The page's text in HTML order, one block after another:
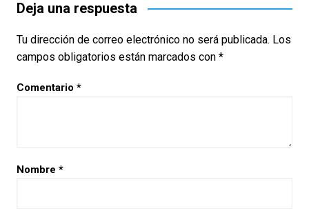
Deja una respuesta
Tu dirección de correo electrónico no será publicada. Los
campos obligatorios están marcados con *
Comentario *
Nombre *